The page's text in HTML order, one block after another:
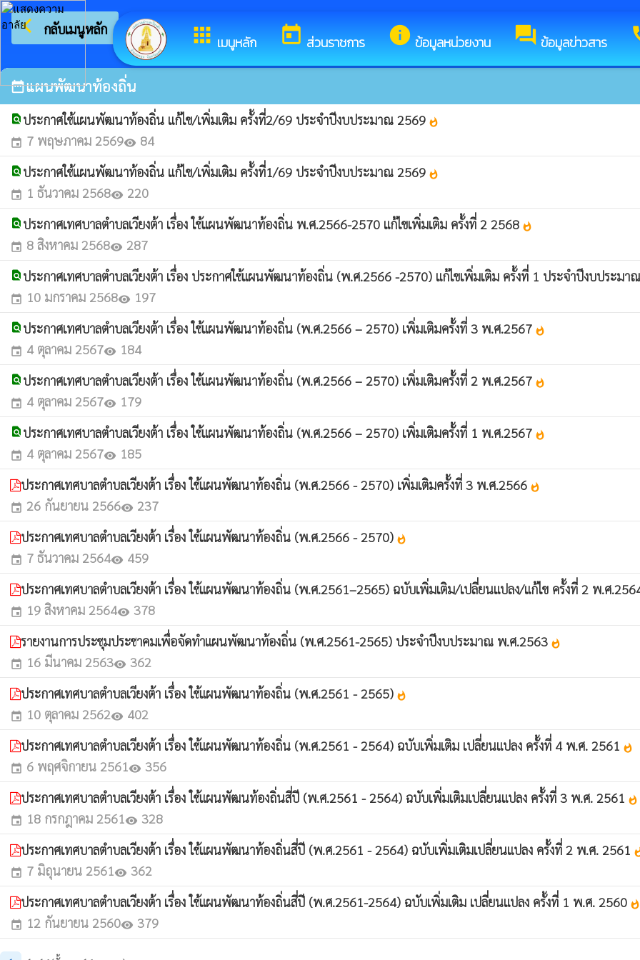
appsเมนูหลัก todayส่วนราชการ infoข้อมูลหน่วยงาน forumข้อมูลข่าวสาร
arrow_back_ios กลับเมนูหลัก ยินดีต้อนรับสู่เว็บไซต์ของ เทศบาลตำบลเวียงต้า
date_rangeแผนพัฒนาท้องถิ่น
find_in_page ประกาศใช้แผนพัฒนาท้องถิ่น แก้ไข/เพิ่มเติม ครั้งที่2/69 ประจำปีงบประมาณ 2569 whatshot
event 7 พฤษภาคม 2569visibility 84
find_in_page ประกาศใช้แผนพัฒนาท้องถิ่น แก้ไข/เพิ่มเติม ครั้งที่1/69 ประจำปีงบประมาณ 2569 whatshot
event 1 ธันวาคม 2568visibility 220
find_in_page ประกาศเทศบาลตำบลเวียงต้า เรื่อง ใช้แผนพัฒนาท้องถิ่น พ.ศ.2566-2570 แก้ไขเพิ่มเติม ครั้งที่ 2 2568 whatshot
event 8 สิงหาคม 2568visibility 287
find_in_page ประกาศเทศบาลตำบลเวียงต้า เรื่อง ประกาศใช้แผนพัฒนาท้องถิ่น (พ.ศ.2566 -2570) แก้ไขเพิ่มเติม ครั้งที่ 1 ประจำปีงบประม
event 10 มกราคม 2568visibility 197
find_in_page ประกาศเทศบาลตำบลเวียงต้า เรื่อง ใช้แผนพัฒนาท้องถิ่น (พ.ศ.2566 – 2570) เพิ่มเติมครั้งที่ 3 พ.ศ.2567 whatshot
event 4 ตุลาคม 2567visibility 184
find_in_page ประกาศเทศบาลตำบลเวียงต้า เรื่อง ใช้แผนพัฒนาท้องถิ่น (พ.ศ.2566 – 2570) เพิ่มเติมครั้งที่ 2 พ.ศ.2567 whatshot
event 4 ตุลาคม 2567visibility 179
find_in_page ประกาศเทศบาลตำบลเวียงต้า เรื่อง ใช้แผนพัฒนาท้องถิ่น (พ.ศ.2566 – 2570) เพิ่มเติมครั้งที่ 1 พ.ศ.2567 whatshot
event 4 ตุลาคม 2567visibility 185
ประกาศเทศบาลตำบลเวียงต้า เรื่อง ใช้แผนพัฒนาท้องถิ่น (พ.ศ.2566 - 2570) เพิ่มเติมครั้งที่ 3 พ.ศ.2566 whatshot
event 26 กันยายน 2566visibility 237
ประกาศเทศบาลตำบลเวียงต้า เรื่อง ใช้แผนพัฒนาท้องถิ่น (พ.ศ.2566 - 2570) whatshot
event 7 ธันวาคม 2564visibility 459
ประกาศเทศบาลตำบลเวียงต้า เรื่อง ใช้แผนพัฒนาท้องถิ่น (พ.ศ.2561–2565) ฉบับเพิ่มเติม/เปลี่ยนแปลง/แก้ไข ครั้งที่ 2 พ.ศ
event 19 สิงหาคม 2564visibility 378
รายงานการประชุมประชาคมเพื่อจัดทำแผนพัฒนาท้องถิ่น (พ.ศ.2561-2565) ประจำปีงบประมาณ พ.ศ.2563 whatshot
event 16 มีนาคม 2563visibility 362
ประกาศเทศบาลตำบลเวียงต้า เรื่อง ใช้แผนพัฒนาท้องถิ่น (พ.ศ.2561 - 2565) whatshot
event 10 ตุลาคม 2562visibility 402
ประกาศเทศบาลตำบลเวียงต้า เรื่อง ใช้แผนพัฒนาท้องถิ่น (พ.ศ.2561 - 2564) ฉบับเพิ่มเติม เปลี่ยนแปลง ครั้งที่ 4 พ.ศ. 2561 whatshot
event 6 พฤศจิกายน 2561visibility 356
ประกาศเทศบาลตำบลเวียงต้า เรื่อง ใช้แผนพัฒนท้องถิ่นสี่ปี (พ.ศ.2561 - 2564) ฉบับเพิ่มเติมเปลี่ยนแปลง ครั้งที่ 3 พ.ศ. 2561 whatshot
event 18 กรกฎาคม 2561visibility 328
ประกาศเทศบาลตำบลเวียงต้า เรื่อง ใช้แผนพัฒนาท้องถิ่นสี่ปี (พ.ศ.2561 - 2564) ฉบับเพิ่มเติมเปลี่ยนแปลง ครั้งที่ 2 พ.ศ. 2561
event 7 มิถุนายน 2561visibility 362
ประกาศเทศบาลตำบลเวียงต้า เรื่อง ใช้แผนพัฒนาท้องถิ่นสี่ปี (พ.ศ.2561-2564) ฉบับเพิ่มเติม เปลี่ยนแปลง ครั้งที่ 1 พ.ศ. 2560 whatshot
event 12 กันยายน 2560visibility 379